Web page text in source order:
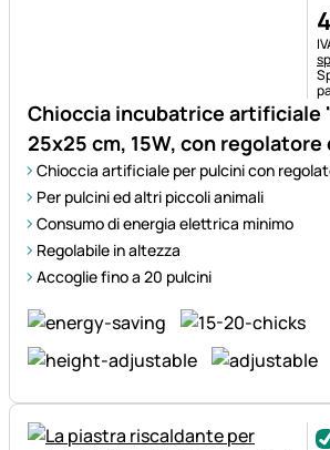
Chioccia incubatrice artificiale
25x25 cm, 15W, con
Chioccia artificiale per pulcini con
Per pulcini ed altri piccoli animali
Consumo di energia elettrica minimo
Regolabile in altezza
Accoglie fino a 20 pulcini